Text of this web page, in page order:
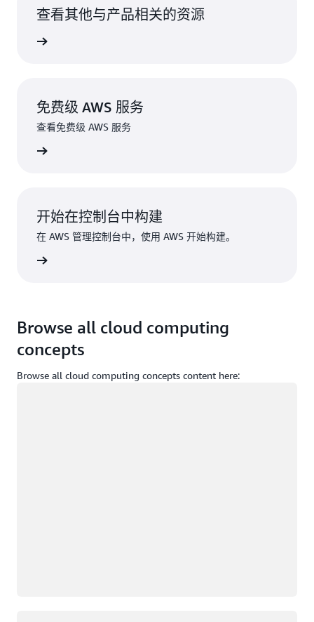
查看其他与产品相关的资源
免费级 AWS 服务
查看免费级 AWS 服务
开始在控制台中构建
在 AWS 管理控制台中，使用 AWS 开始构建。
Browse all cloud computing
concepts
Browse all cloud computing concepts content here: